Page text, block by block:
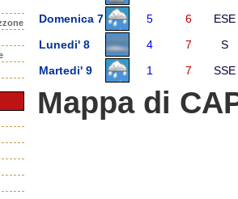
Domenica 7
5 6
ESE
Lunedi' 8
4 7
S
Martedi' 9
1 7 SSE
Mappa di